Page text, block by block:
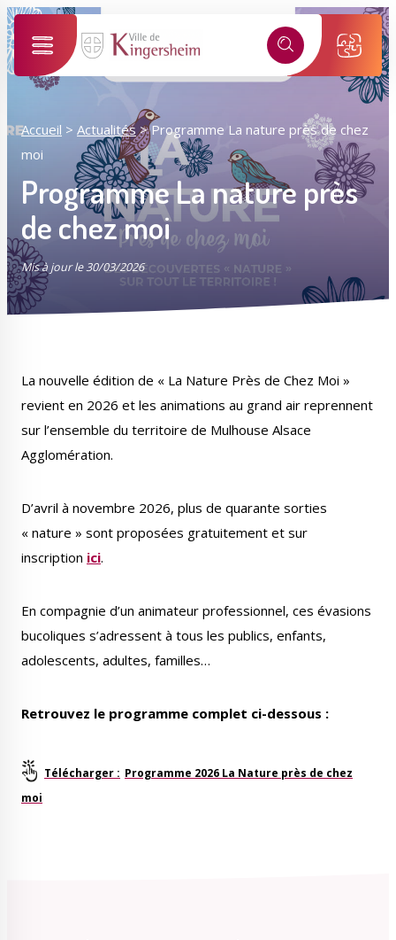
Ma ville selon mon profil
Je suis...
Mon compte M2A
municipales
Enquêtes publiques
Conseil Municipal
Qualité de l'air
Associations Agora
Accueil > Actualités>Programme La nature près de chez
moi
Programme La nature près
de chez moi
Mis à jour le 30/03/2026
La nouvelle édition de « La Nature Près de Chez Moi »
revient en 2026 et les animations au grand air reprennent
sur l’ensemble du territoire de Mulhouse Alsace
Agglomération.
D’avril à novembre 2026, plus de quarante sorties
« nature » sont proposées gratuitement et sur
inscription ici.
En compagnie d’un animateur professionnel, ces évasions
bucoliques s’adressent à tous les publics, enfants,
adolescents, adultes, familles…
Retrouvez le programme complet ci-dessous :
Programme 2026 La Nature près de chez
moi
Événements, incidents...
Nos services vous informent en temps réel par SMS !
Numéro de rue*
Nom de la rue *
Sélectionner une rue
J'accepte les politiques de confidentialités.*